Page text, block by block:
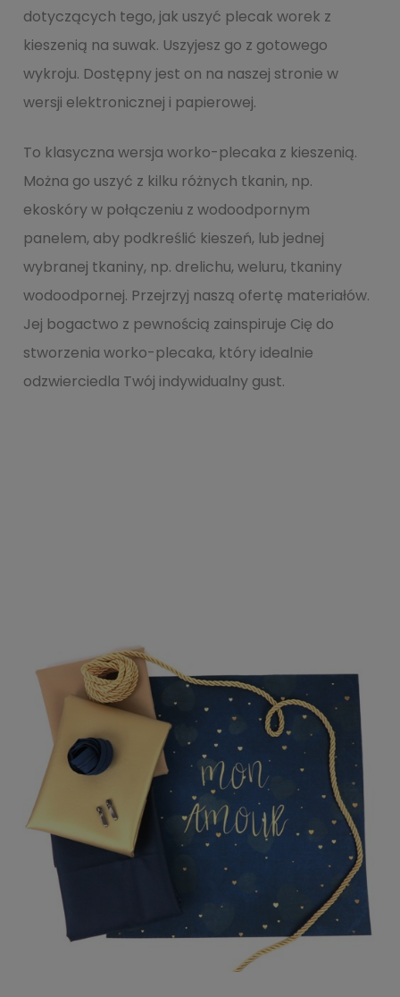
dotyczących tego, jak uszyć plecak worek z
kieszenią na suwak. Uszyjesz go z gotowego
wykroju. Dostępny jest on na naszej stronie w
wersji elektronicznej i papierowej.
To klasyczna wersja worko-plecaka z kieszenią.
Można go uszyć z kilku różnych tkanin, np.
ekoskóry w połączeniu z wodoodpornym
panelem, aby podkreślić kieszeń, lub jednej
wybranej tkaniny, np. drelichu, weluru, tkaniny
wodoodpornej. Przejrzyj naszą ofertę materiałów.
Jej bogactwo z pewnością zainspiruje Cię do
stworzenia worko-plecaka, który idealnie
odzwierciedla Twój indywidualny gust.